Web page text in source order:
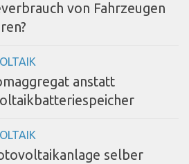
von Fahrzeugen
anstatt
selber